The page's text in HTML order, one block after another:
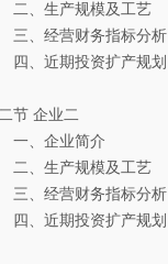
产规模及工艺
营财务指标分析
期投资扩产规划
企业二
企业简介
产规模及工艺
营财务指标分析
期投资扩产规划